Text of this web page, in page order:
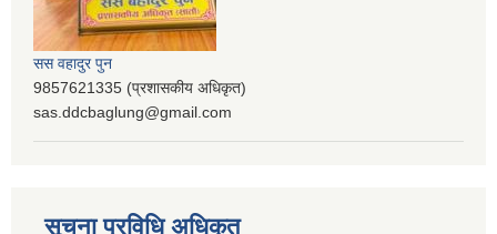
सस वहादुर पुन
9857621335 (प्रशासकीय अधिकृत)
sas.ddcbaglung@gmail.com
सूचना प्रविधि अधिकृत